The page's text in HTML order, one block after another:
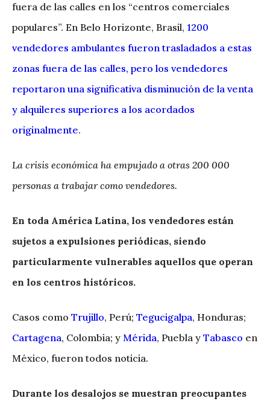
fuera de las calles en los “centros comerciales
populares”. En Belo Horizonte, Brasil, 1200
vendedores ambulantes fueron trasladados a estas
zonas fuera de las calles, pero los vendedores
reportaron una significativa disminución de la venta
y alquileres superiores a los acordados
originalmente.
La crisis económica ha empujado a otras 200 000
personas a trabajar como vendedores.
En toda América Latina, los vendedores están
sujetos a expulsiones periódicas, siendo
particularmente vulnerables aquellos que operan
en los centros históricos.
Casos como Trujillo, Perú; Tegucigalpa, Honduras;
Cartagena, Colombia; y Mérida, Puebla y Tabasco en
México, fueron todos noticia.
Durante los desalojos se muestran preocupantes